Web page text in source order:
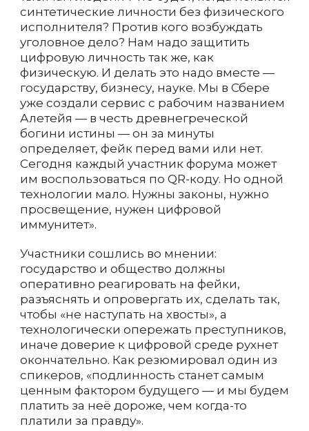
синтетические личности без физического
исполнителя? Против кого возбуждать
уголовное дело? Нам надо защитить
цифровую личность так же, как
физическую. И делать это надо вместе —
государству, бизнесу, науке. Мы в Сбере
уже создали сервис с рабочим названием
Алетейя — в честь древнегреческой
богини истины — он за минуты
определяет, фейк перед вами или нет.
Сегодня каждый участник форума может
им воспользоваться по QR-коду. Но одной
технологии мало. Нужны законы, нужно
просвещение, нужен цифровой
иммунитет».
Участники сошлись во мнении:
государство и общество должны
оперативно реагировать на фейки,
разъяснять и опровергать их, сделать так,
чтобы «не наступать на хвосты», а
технологически опережать преступников,
иначе доверие к цифровой среде рухнет
окончательно. Как резюмировал один из
спикеров, «подлинность станет самым
ценным фактором будущего — и мы будем
платить за неё дороже, чем когда-то
платили за правду».